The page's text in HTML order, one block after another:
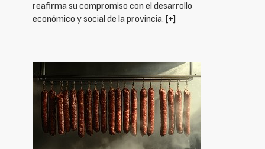
reafirma su compromiso con el desarrollo
económico y social de la provincia. [+]